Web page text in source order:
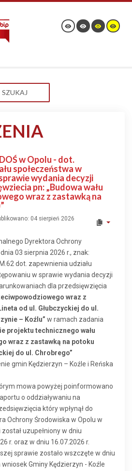
SZUKAJ
w Opolu - dot.
społeczeństwa w
wydania decyzji
pn: „Budowa wału
wraz z zastawką na
04 sierpień 2026
Dyrektora Ochrony
03 sierpnia 2026 r., znak:
dot. zapewnienia udziału
w sprawie wydania decyzji
dla przedsięwzięcia
wraz z
od ul. Głubczyckiej do ul.
– Koźlu” w ramach zadania
projektu technicznego wału
wraz z zastawką na potoku
do ul. Chrobrego”
gmin Kędzierzyn – Koźle i Reńska
mowa powyżej poinformowano
o oddziaływaniu na
który wpłynął do
Ochrony Środowiska w Opolu w
uzupełniony w dniu
r. oraz w dniu 16.07.2026 r.
sprawie zostało wszczęte w dniu
Gminy Kędzierzyn - Koźle